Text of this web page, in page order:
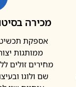
מכירה
אספקת
ממותגות
מחירים זולים
שם ולוגו